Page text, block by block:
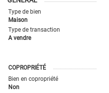
Type de bien
Maison
Type de transaction
A vendre
COPROPRIÉTÉ
Bien en copropriété
Non